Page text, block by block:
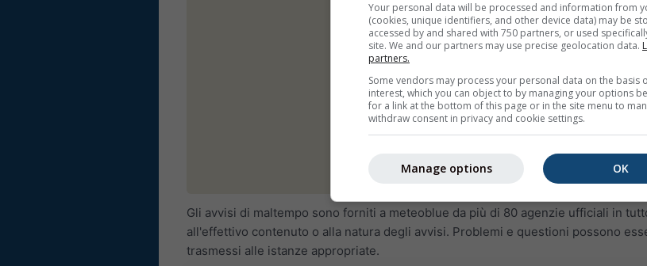
Gli avvisi di maltempo sono forniti a meteoblue da più di 80 agenzie ufficiali in
all'effettivo contenuto o alla natura degli avvisi. Problemi e questioni possono
trasmessi alle istanze appropriate.
Your personal data will be processed and information from
(cookies, unique identifiers, and other device data) may be
accessed by and shared with 750 partners, or used
site. We and our partners may use precise geolocation data.
partners.
Some vendors may process your personal data on the basis
interest, which you can object to by managing your options
for a link at the bottom of this page or in the site menu to
withdraw consent in privacy and cookie settings.
OK
Manage options